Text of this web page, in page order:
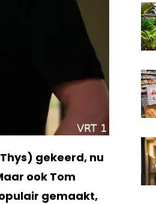
gekeerd, nu
ook Tom
gemaakt,